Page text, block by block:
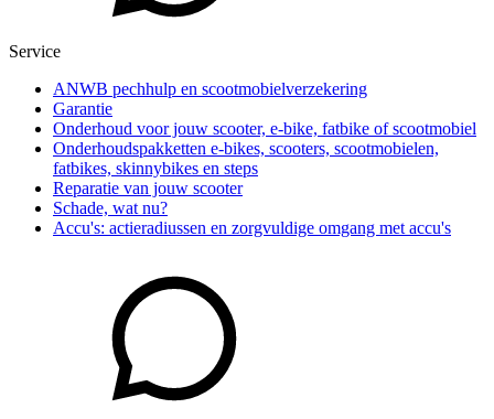
Service
ANWB pechhulp en scootmobielverzekering
Garantie
Onderhoud voor jouw scooter, e-bike, fatbike of scootmobiel
Onderhoudspakketten e-bikes, scooters, scootmobielen,
fatbikes, skinnybikes en steps
Reparatie van jouw scooter
Schade, wat nu?
Accu's: actieradiussen en zorgvuldige omgang met accu's